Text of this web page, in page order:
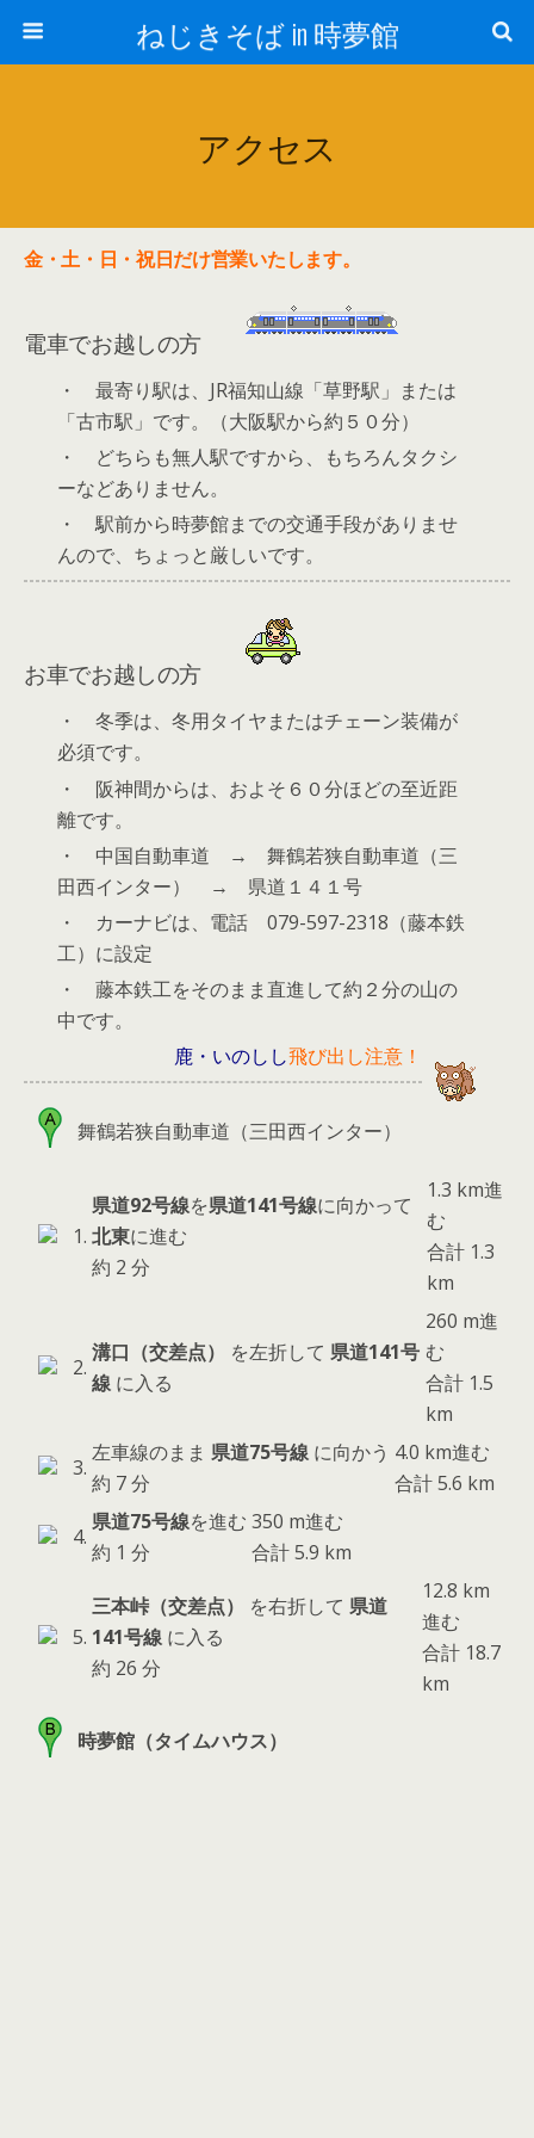
ねじきそば in 時夢館
アクセス
金・土・日・祝日だけ営業いたします。
電車でお越しの方
・ 最寄り駅は、JR福知山線「草野駅」または
「古市駅」です。（大阪駅から約５０分）
・ どちらも無人駅ですから、もちろんタクシ
ーなどありません。
・ 駅前から時夢館までの交通手段がありませ
んので、ちょっと厳しいです。
お車でお越しの方
・ 冬季は、冬用タイヤまたはチェーン装備が
必須です。
・ 阪神間からは、およそ６０分ほどの至近距
離です。
・ 中国自動車道 → 舞鶴若狭自動車道（三
田西インター） → 県道１４１号
・ カーナビは、電話 079-597-2318（藤本鉄
工）に設定
・ 藤本鉄工をそのまま直進して約２分の山の
中です。
鹿・いのしし飛び出し注意！
舞鶴若狭自動車道（三田西インター）
1.
県道92号線を県道141号線に向かって
北東に進む
約 2 分
1.3 km進
む
合計 1.3
km
2.
溝口（交差点） を左折して 県道141号
線 に入る
260 m進
む
合計 1.5
km
3.
左車線のまま 県道75号線 に向かう
約 7 分
4.0 km進む
合計 5.6 km
4.
県道75号線を進む
約 1 分
350 m進む
合計 5.9 km
5.
三本峠（交差点） を右折して 県道
141号線 に入る
約 26 分
12.8 km
進む
合計 18.7
km
時夢館（タイムハウス）